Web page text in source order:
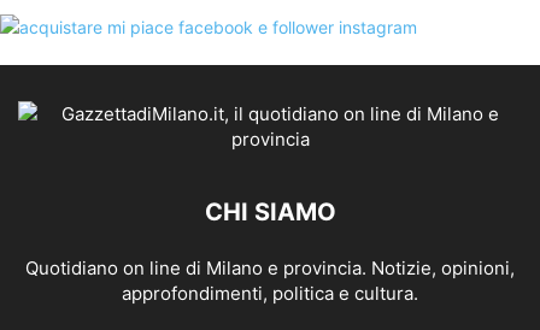
CHI SIAMO
Quotidiano on line di Milano e provincia. Notizie, opinioni,
approfondimenti, politica e cultura.